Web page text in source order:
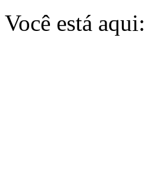
Você está aqui: